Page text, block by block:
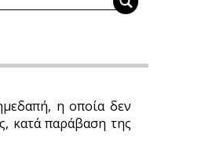
η οποία δεν
κατά παράβαση της